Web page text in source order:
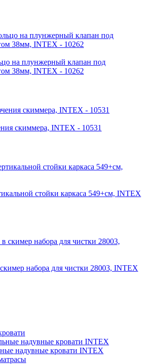
на плунжерный клапан под
38мм, INTEX - 10262
скиммера, INTEX - 10531
стойки каркаса 549+см, INTEX
набора для чистки 28003, INTEX
надувные кровати INTEX
надувные кровати INTEX